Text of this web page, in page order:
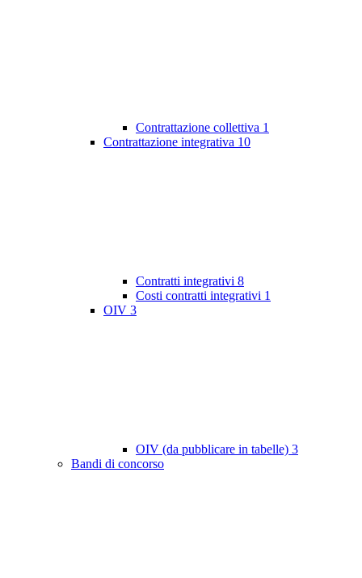
Contrattazione collettiva 1
Contrattazione integrativa 10
Contratti integrativi 8
Costi contratti integrativi 1
OIV 3
OIV (da pubblicare in tabelle) 3
Bandi di concorso